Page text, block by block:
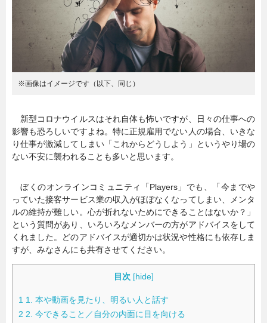
※画像はイメージです（以下、同じ）
新型コロナウイルスはそれ自体も怖いですが、日々の仕事への
影響も恐ろしいですよね。特に正規雇用でない人の場合、いきな
り仕事が激減してしまい「これからどうしよう」というやり場の
ない不安に襲われることも多いと思います。
ぼくのオンラインコミュニティ「Players」でも、「今までや
っていた接客サービス業の収入がほぼなくなってしまい、メンタ
ルの維持が難しい。心が折れないためにできることはないか？」
という質問があり、いろいろなメンバーの方がアドバイスをして
くれました。どのアドバイスが適切かは状況や性格にも依存しま
すが、みなさんにも共有させてください。
目次 [hide]
1 1. 本や動画を見たり、明るい人と話す
2 2. 今できること／自分の内面に目を向ける